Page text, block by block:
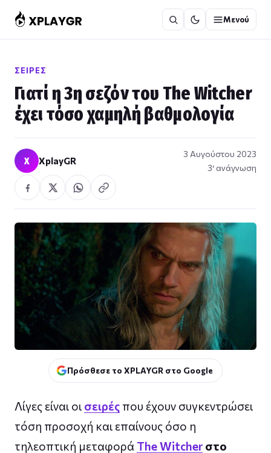
στο
περιεχόμενο
Μενού
ΣΕΙΡΈΣ
Γιατί η 3η σεζόν του The Witcher
έχει τόσο χαμηλή βαθμολογία
X XplayGR
3 Αυγούστου 2023
3′ ανάγνωση
Πρόσθεσε το XPLAYGR στο Google
Λίγες είναι οι σειρές που έχουν συγκεντρώσει
τόση προσοχή και επαίνους όσο η
τηλεοπτική μεταφορά The Witcher στο